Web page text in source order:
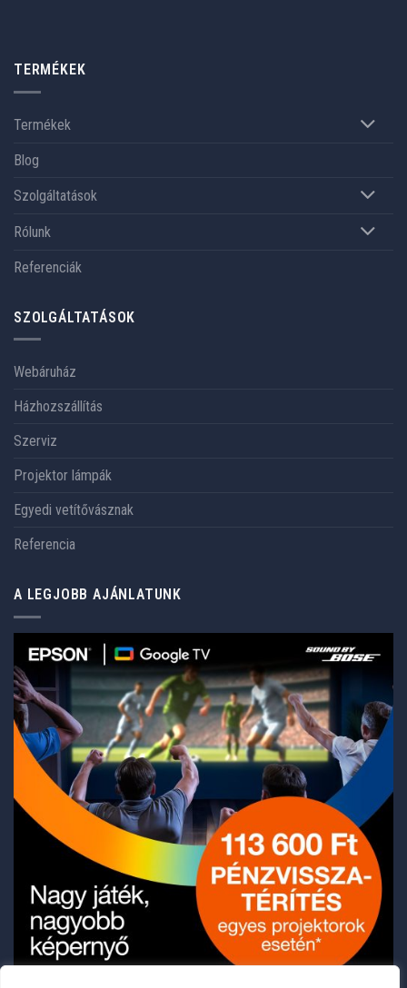
TERMÉKEK
Termékek
Blog
Szolgáltatások
Rólunk
Referenciák
SZOLGÁLTATÁSOK
Webáruház
Házhozszállítás
Szerviz
Projektor lámpák
Egyedi vetítővásznak
Referencia
A LEGJOBB AJÁNLATUNK